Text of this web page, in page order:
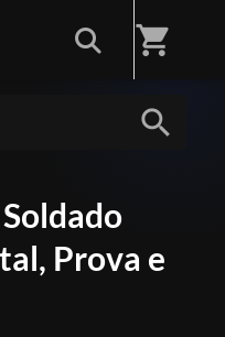
shopping_cart
search
Prova e